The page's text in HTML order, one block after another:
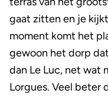
gaat zitten en je
moment komt het
gewoon het dorp
dan Le Luc, net wat
Lorgues. Veel beter